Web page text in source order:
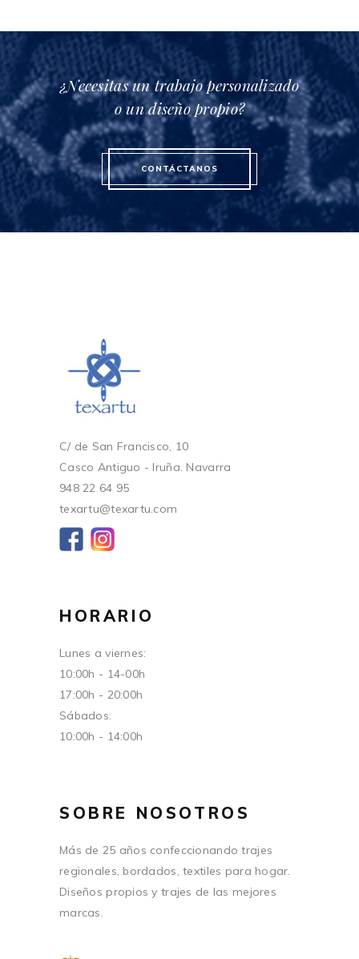
¿Necesitas un trabajo personalizado
o un diseño propio?
CONTÁCTANOS
C/ de San Francisco, 10
Casco Antiguo - Iruña. Navarra
948 22 64 95
texartu@texartu.com
HORARIO
Lunes a viernes:
10:00h - 14-00h
17:00h - 20:00h
Sábados:
10:00h - 14:00h
SOBRE NOSOTROS
Más de 25 años confeccionando trajes
regionales, bordados, textiles para hogar.
Diseños propios y trajes de las mejores
marcas.